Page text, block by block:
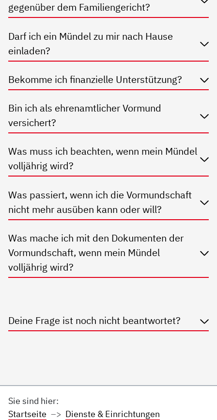
gegenüber dem Familiengericht?
Darf ich ein Mündel zu mir nach Hause
einladen?
Bekomme ich finanzielle Unterstützung?
Bin ich als ehrenamtlicher Vormund
versichert?
Was muss ich beachten, wenn mein Mündel
volljährig wird?
Was passiert, wenn ich die Vormundschaft
nicht mehr ausüben kann oder will?
Was mache ich mit den Dokumenten der
Vormundschaft, wenn mein Mündel
volljährig wird?
Deine Frage ist noch nicht beantwortet?
Sie sind hier:
Startseite
Dienste & Einrichtungen